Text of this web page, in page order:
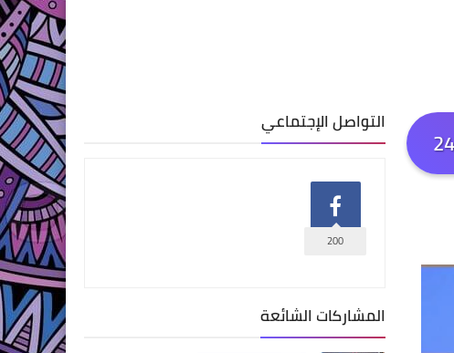
التواصل الإجتماعي
200
المشاركات الشائعة